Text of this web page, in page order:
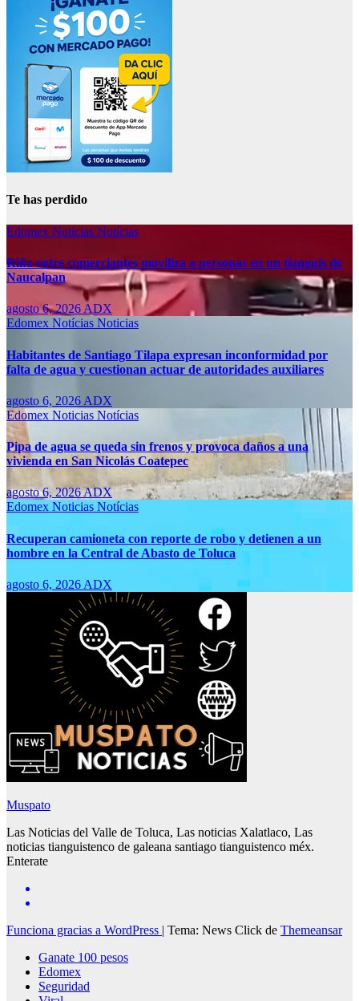
Te has perdido
Edomex Noticias Notícias
Riña entre comerciantes moviliza a personas en un tianguis de
Naucalpan
agosto 6, 2026 ADX
Edomex Notícias Noticias
Habitantes de Santiago Tilapa expresan inconformidad por
falta de agua y cuestionan actuar de autoridades auxiliares
agosto 6, 2026 ADX
Edomex Noticias Notícias
Pipa de agua se queda sin frenos y provoca daños a una
vivienda en San Nicolás Coatepec
agosto 6, 2026ADX
Edomex Noticias Notícias
Recuperan camioneta con reporte de robo y detienen a un
hombre en la Central de Abasto de Toluca
agosto 6, 2026 ADX
Muspato
Las Noticias del Valle de Toluca, Las noticias Xalatlaco, Las
noticias tianguistenco de galeana santiago tianguistenco méx.
Enterate
Funciona gracias a WordPress | Tema: News Click de Themeansar
Ganate 100 pesos
Edomex
Seguridad